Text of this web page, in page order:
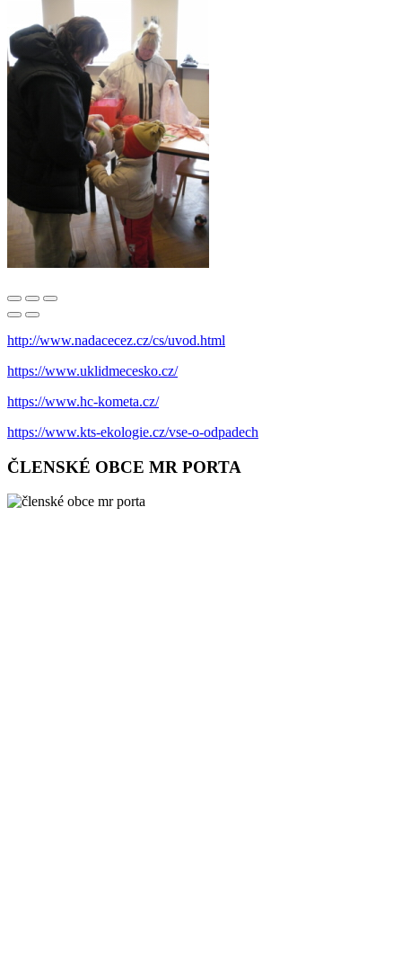
http://www.nadacecez.cz/cs/uvod.html
https://www.uklidmecesko.cz/
https://www.hc-kometa.cz/
https://www.kts-ekologie.cz/vse-o-odpadech
ČLENSKÉ OBCE MR PORTA